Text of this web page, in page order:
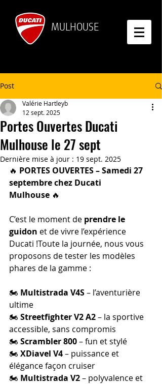
MULHOUSE
Post
Portes Ouvertes Ducati
Mulhouse le 27 sept
Valérie Hartleyb
12 sept. 2025
Dernière mise à jour : 19 sept. 2025
🔥 PORTES OUVERTES – Samedi 27
septembre chez Ducati
Mulhouse 🔥
C’est le moment de prendre le
guidon et de vivre l’expérience
Ducati !Toute la journée, nous vous
proposons de tester les modèles
phares de la gamme :
🏍️ Multistrada V4S – l’aventurière
ultime
🏍️ Streetfighter V2 A2 – la sportive
accessible, sans compromis
🏍️ Scrambler 800 – fun et stylé
🏍️ XDiavel V4 – puissance et
élégance façon cruiser
🏍️ Multistrada V2 – polyvalence et